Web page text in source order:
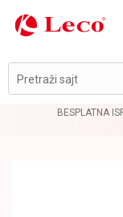
Pretraži sajt
BESPLATNA